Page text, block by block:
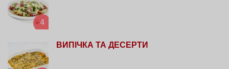
4
ВИПІЧКА ТА ДЕСЕРТИ